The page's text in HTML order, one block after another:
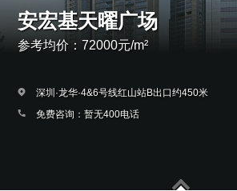
安宏基天曜广场
参考均价：72000元/m²
深圳·龙华·4&6号线红山站B出口约450米
免费咨询：暂无400电话